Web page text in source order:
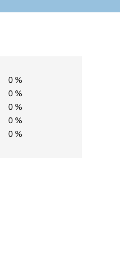
0 %
0 %
0 %
0 %
0 %